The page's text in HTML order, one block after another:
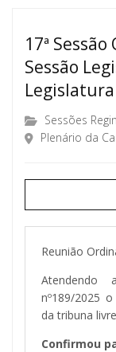
17ª
Sessão
Legislatura
Sessões
Plenário da
Reunião
Atendendo
nº189/2025
da tribuna livre
Confirmou